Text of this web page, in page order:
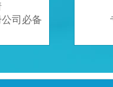
司必备